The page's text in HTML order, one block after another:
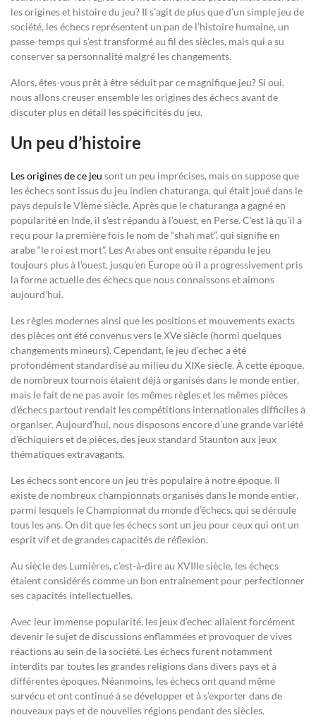
les origines et histoire du jeu? Il s’agit de plus que d’un simple jeu de
société, les échecs représentent un pan de l’histoire humaine, un
passe-temps qui s’est transformé au fil des siècles, mais qui a su
conserver sa personnalité malgré les changements.
Alors, êtes-vous prêt à être séduit par ce magnifique jeu? Si oui,
nous allons creuser ensemble les origines des échecs avant de
discuter plus en détail les spécificités du jeu.
Un peu d’histoire
Les origines de ce jeu sont un peu imprécises, mais on suppose que
les échecs sont issus du jeu indien chaturanga, qui était joué dans le
pays depuis le VIème siècle. Après que le chaturanga a gagné en
popularité en Inde, il s’est répandu à l’ouest, en Perse. C’est là qu’il a
reçu pour la première fois le nom de “shah mat”, qui signifie en
arabe “le roi est mort”. Les Arabes ont ensuite répandu le jeu
toujours plus à l’ouest, jusqu’en Europe où il a progressivement pris
la forme actuelle des échecs que nous connaissons et aimons
aujourd’hui.
Les règles modernes ainsi que les positions et mouvements exacts
des pièces ont été convenus vers le XVe siècle (hormi quelques
changements mineurs). Cependant, le jeu d’echec a été
profondément standardisé au milieu du XIXe siècle. À cette époque,
de nombreux tournois étaient déjà organisés dans le monde entier,
mais le fait de ne pas avoir les mêmes règles et les mêmes pièces
d’échecs partout rendait les compétitions internationales difficiles à
organiser. Aujourd’hui, nous disposons encore d’une grande variété
d’échiquiers et de pièces, des jeux standard Staunton aux jeux
thématiques extravagants.
Les échecs sont encore un jeu très populaire à notre époque. Il
existe de nombreux championnats organisés dans le monde entier,
parmi lesquels le Championnat du monde d’échecs, qui se déroule
tous les ans. On dit que les échecs sont un jeu pour ceux qui ont un
esprit vif et de grandes capacités de réflexion.
Au siècle des Lumières, c’est-à-dire au XVIIIe siècle, les échecs
étaient considérés comme un bon entraînement pour perfectionner
ses capacités intellectuelles.
Avec leur immense popularité, les jeux d’echec allaient forcément
devenir le sujet de discussions enflammées et provoquer de vives
réactions au sein de la société. Les échecs furent notamment
interdits par toutes les grandes religions dans divers pays et à
différentes époques. Néanmoins, les échecs ont quand même
survécu et ont continué à se développer et à s’exporter dans de
nouveaux pays et de nouvelles régions pendant des siècles.